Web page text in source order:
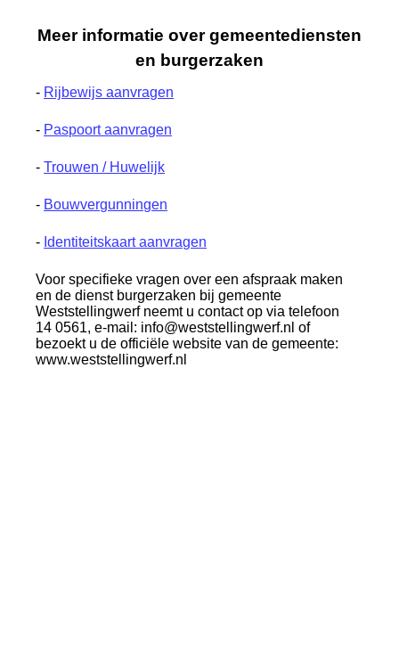
Meer informatie over gemeentediensten
en burgerzaken
- Rijbewijs aanvragen
- Paspoort aanvragen
-Trouwen / Huwelijk
- Bouwvergunningen
- Identiteitskaart aanvragen
Voor specifieke vragen over een afspraak maken
en de dienst burgerzaken bij gemeente
Weststellingwerf neemt u contact op via telefoon
14 0561, e-mail: info@weststellingwerf.nl of
bezoekt u de officiële website van de gemeente:
www.weststellingwerf.nl